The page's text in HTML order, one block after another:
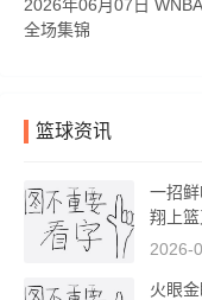
2026年06月07日
全场集锦
篮球资讯
一招
翔上篮
2026-
火眼